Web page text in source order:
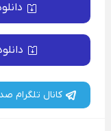
کانال تلگرام